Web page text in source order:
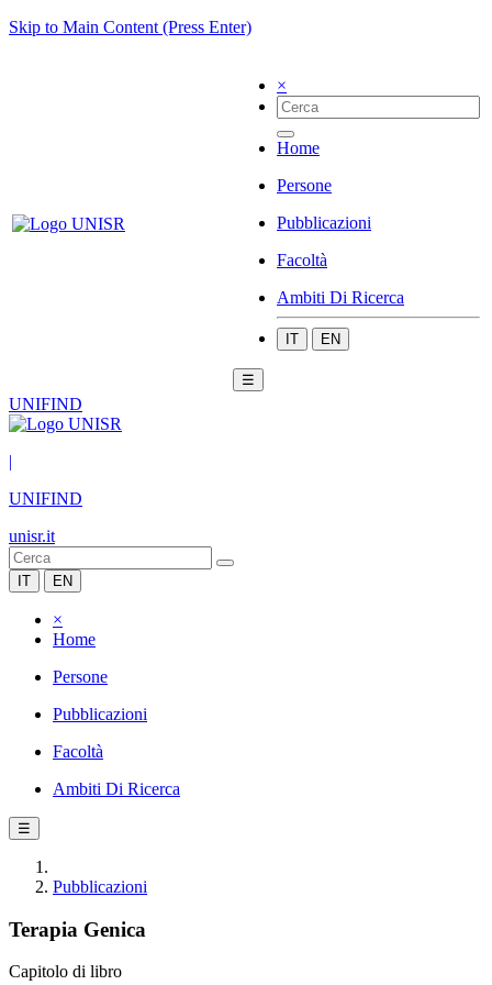
Skip to Main Content (Press Enter)
×
Home
Persone
Pubblicazioni
Facoltà
Ambiti Di Ricerca
IT EN
☰
UNIFIND
|
UNIFIND
unisr.it
IT EN
×
Home
Persone
Pubblicazioni
Facoltà
Ambiti Di Ricerca
☰
Pubblicazioni
Terapia Genica
Capitolo di libro